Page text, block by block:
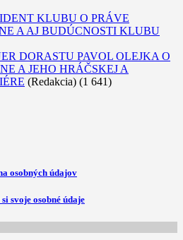
KLUBU O PRÁVE
A AJ BUDÚCNOSTI KLUBU
DORASTU PAVOL OLEJKA O
A JEHO HRÁČSKEJ A
(Redakcia) (1 641)
osobných údajov
svoje osobné údaje